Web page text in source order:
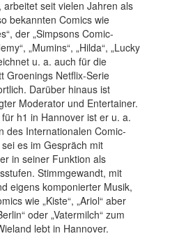
seit vielen Jahren als
bekannten Comics wie
der „Simpsons Comic-
„Mumins“, „Hilda“, „Lucky
u. a. auch für die
Groenings Netflix-Serie
Darüber hinaus ist
Moderator und Entertainer.
h1 in Hannover ist er u. a.
des Internationalen Comic-
es im Gespräch mit
in seiner Funktion als
Stimmgewandt, mit
eigens komponierter Musik,
wie „Kiste“, „Ariol“ aber
oder „Vatermilch“ zum
lebt in Hannover.